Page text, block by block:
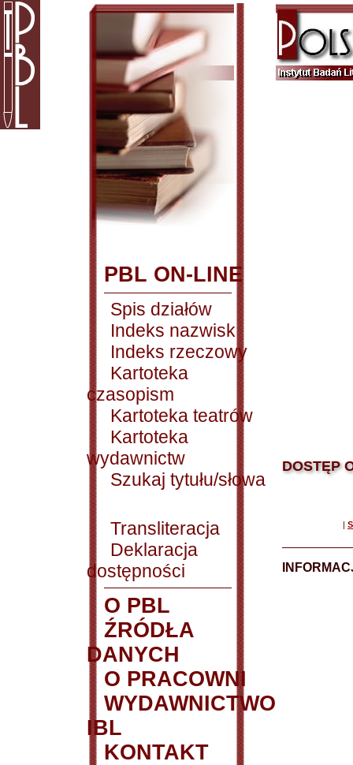
PBL ON-LINE
Spis działów
Indeks nazwisk
Indeks rzeczowy
Kartoteka
czasopism
Kartoteka teatrów
Kartoteka
wydawnictw
Szukaj tytułu/słowa
Transliteracja
Deklaracja
dostępności
O PBL
ŹRÓDŁA
DANYCH
O PRACOWNI
WYDAWNICTWO
IBL
KONTAKT
DOSTĘP
|